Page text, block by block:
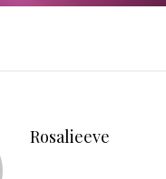
Rosalieeve